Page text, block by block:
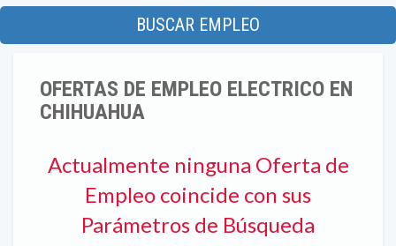
BUSCAR EMPLEO
OFERTAS DE EMPLEO ELECTRICO EN
CHIHUAHUA
Actualmente ninguna Oferta de
Empleo coincide con sus
Parámetros de Búsqueda